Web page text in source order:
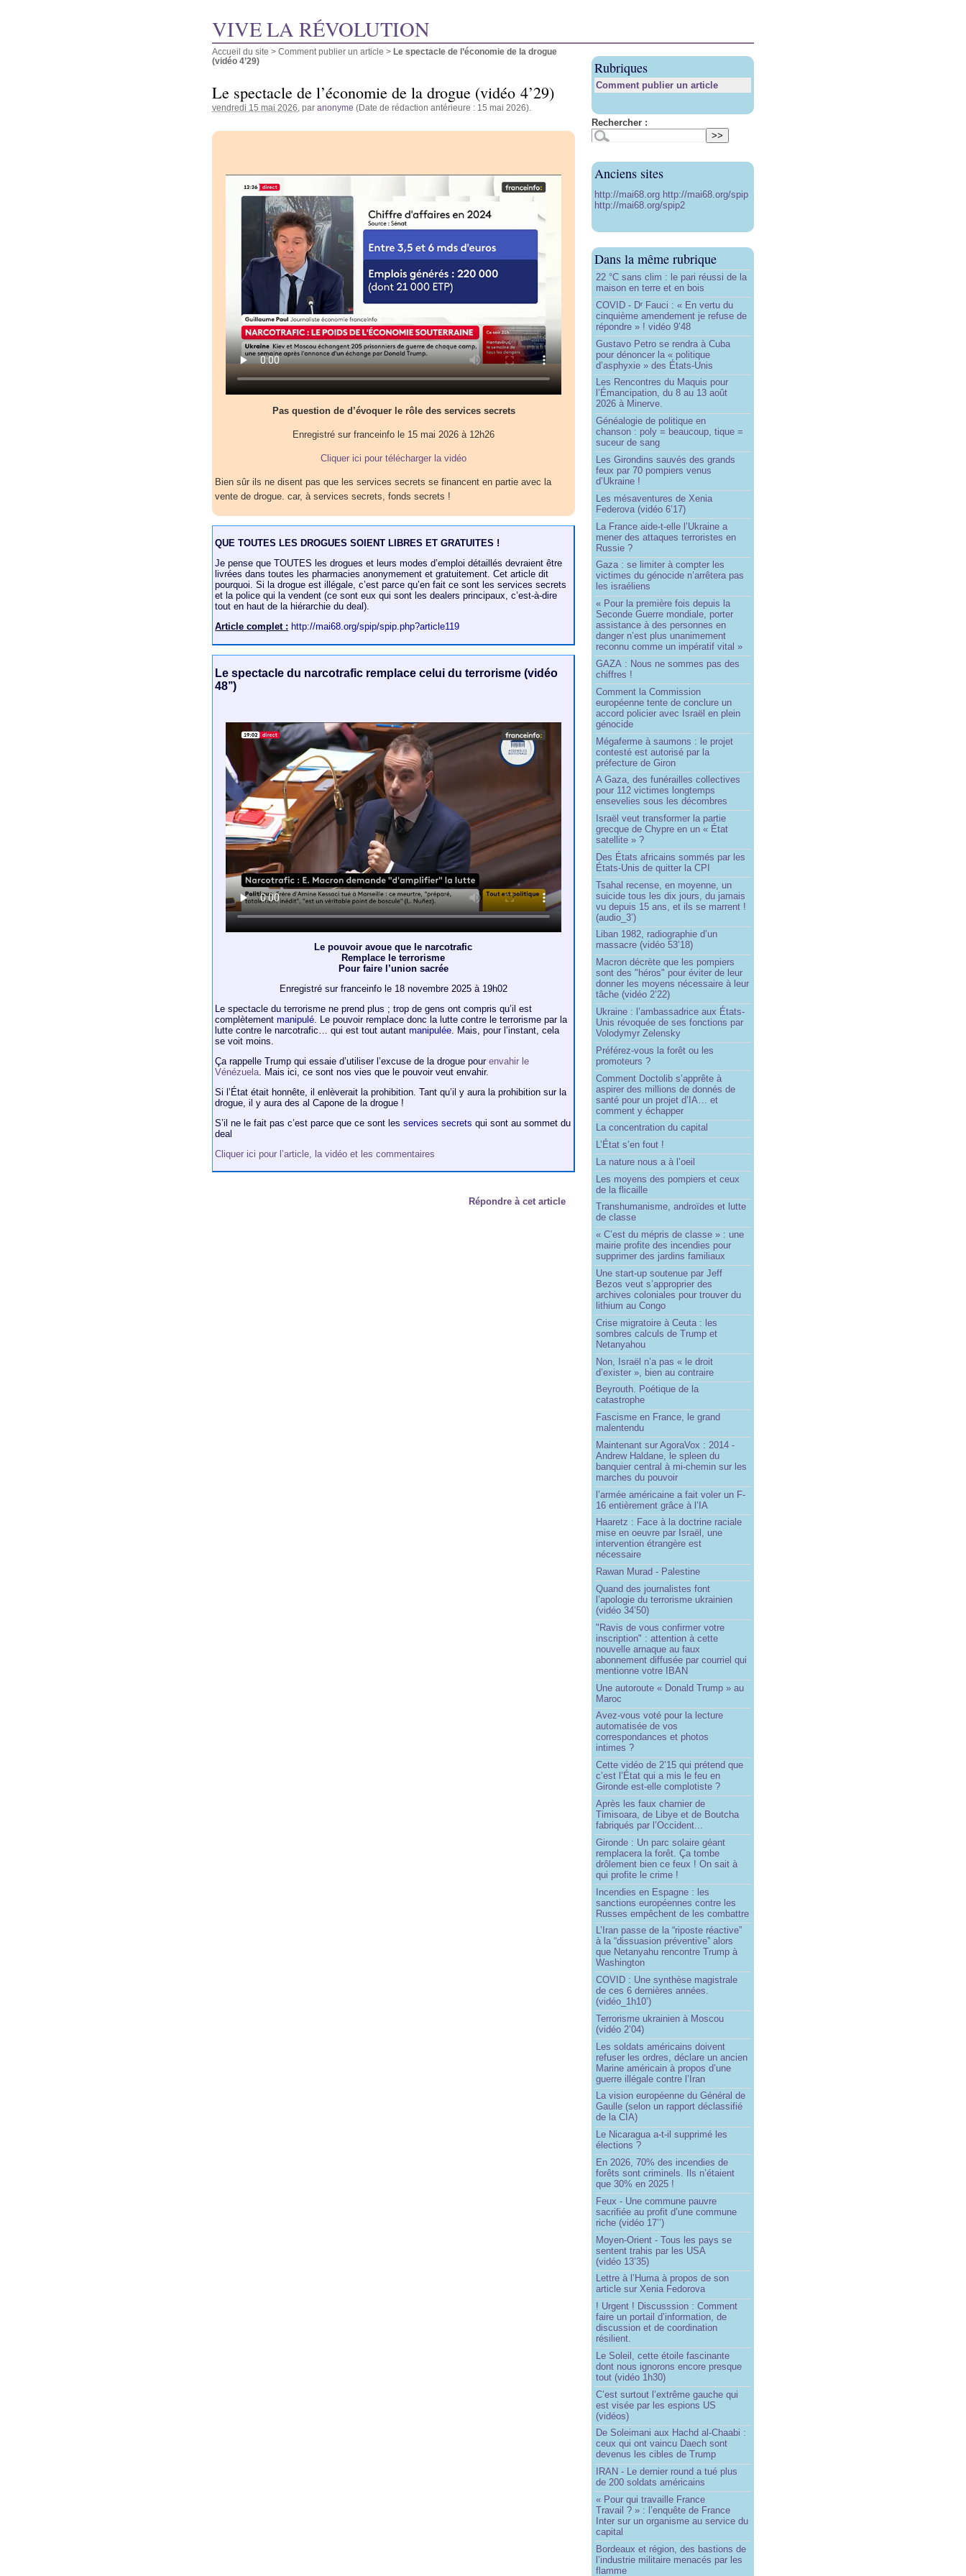
VIVE LA RÉVOLUTION
Accueil du site > Comment publier un article > Le spectacle de l’économie de la drogue
(vidéo 4’29)
Le spectacle de l’économie de la drogue (vidéo 4’29)
vendredi 15 mai 2026 , par anonyme (Date de rédaction antérieure : 15 mai 2026).
Pas question de d’évoquer le rôle des services secrets
Enregistré sur franceinfo le 15 mai 2026 à 12h26
Cliquer ici pour télécharger la vidéo
Bien sûr ils ne disent pas que les services secrets se financent en partie avec la
vente de drogue. car, à services secrets, fonds secrets !
QUE TOUTES LES DROGUES SOIENT LIBRES ET GRATUITES !
Je pense que TOUTES les drogues et leurs modes d’emploi détaillés devraient être
livrées dans toutes les pharmacies anonymement et gratuitement. Cet article dit
pourquoi. Si la drogue est illégale, c’est parce qu’en fait ce sont les services secrets
et la police qui la vendent (ce sont eux qui sont les dealers principaux, c’est-à-dire
tout en haut de la hiérarchie du deal).
Article complet : http://mai68.org/spip/spip.php?article119
Le spectacle du narcotrafic remplace celui du terrorisme (vidéo
48’’)
Le pouvoir avoue que le narcotrafic
Remplace le terrorisme
Pour faire l’union sacrée
Enregistré sur franceinfo le 18 novembre 2025 à 19h02
Le spectacle du terrorisme ne prend plus ; trop de gens ont compris qu’il est
complètementmanipulé . Le pouvoir remplace donc la lutte contre le terrorisme par la
lutte contre le narcotrafic… qui est tout autantmanipulée . Mais, pour l’instant, cela
se voit moins.
Ça rappelle Trump qui essaie d’utiliser l’excuse de la drogue pourenvahir le
Vénézuela . Mais ici, ce sont nos vies que le pouvoir veut envahir.
Si l’État était honnête, il enlèverait la prohibition. Tant qu’il y aura la prohibition sur la
drogue, il y aura des al Capone de la drogue !
S’il ne le fait pas c’est parce que ce sont lesservices secrets qui sont au sommet du
deal
Cliquer ici pour l’article, la vidéo et les commentaires
Répondre à cet article
Rubriques
Comment publier un article
Rechercher :
Anciens sites
http://mai68.org http://mai68.org/spip
http://mai68.org/spip2
Dans la même rubrique
22 °C sans clim : le pari réussi de la
maison en terre et en bois
COVID - Dr Fauci : « En vertu du
cinquième amendement je refuse de
répondre » ! vidéo 9’48
Gustavo Petro se rendra à Cuba
pour dénoncer la « politique
d’asphyxie » des États-Unis
Les Rencontres du Maquis pour
l’Émancipation, du 8 au 13 août
2026 à Minerve.
Généalogie de politique en
chanson : poly = beaucoup, tique =
suceur de sang
Les Girondins sauvés des grands
feux par 70 pompiers venus
d’Ukraine !
Les mésaventures de Xenia
Federova (vidéo 6’17)
La France aide-t-elle l’Ukraine a
mener des attaques terroristes en
Russie ?
Gaza : se limiter à compter les
victimes du génocide n’arrêtera pas
les israéliens
« Pour la première fois depuis la
Seconde Guerre mondiale, porter
assistance à des personnes en
danger n’est plus unanimement
reconnu comme un impératif vital »
GAZA : Nous ne sommes pas des
chiffres !
Comment la Commission
européenne tente de conclure un
accord policier avec Israël en plein
génocide
Mégaferme à saumons : le projet
contesté est autorisé par la
préfecture de Giron
A Gaza, des funérailles collectives
pour 112 victimes longtemps
ensevelies sous les décombres
Israël veut transformer la partie
grecque de Chypre en un « État
satellite » ?
Des États africains sommés par les
États-Unis de quitter la CPI
Tsahal recense, en moyenne, un
suicide tous les dix jours, du jamais
vu depuis 15 ans, et ils se marrent !
(audio_3’)
Liban 1982, radiographie d’un
massacre (vidéo 53’18)
Macron décrète que les pompiers
sont des "héros" pour éviter de leur
donner les moyens nécessaire à leur
tâche (vidéo 2’22)
Ukraine : l’ambassadrice aux États-
Unis révoquée de ses fonctions par
Volodymyr Zelensky
Préférez-vous la forêt ou les
promoteurs ?
Comment Doctolib s’apprête à
aspirer des millions de donnés de
santé pour un projet d’IA… et
comment y échapper
La concentration du capital
L’État s’en fout !
La nature nous a à l’oeil
Les moyens des pompiers et ceux
de la flicaille
Transhumanisme, androïdes et lutte
de classe
« C’est du mépris de classe » : une
mairie profite des incendies pour
supprimer des jardins familiaux
Une start-up soutenue par Jeff
Bezos veut s’approprier des
archives coloniales pour trouver du
lithium au Congo
Crise migratoire à Ceuta : les
sombres calculs de Trump et
Netanyahou
Non, Israël n’a pas « le droit
d’exister », bien au contraire
Beyrouth. Poétique de la
catastrophe
Fascisme en France, le grand
malentendu
Maintenant sur AgoraVox : 2014 -
Andrew Haldane, le spleen du
banquier central à mi-chemin sur les
marches du pouvoir
l’armée américaine a fait voler un F-
16 entièrement grâce à l’IA
Haaretz : Face à la doctrine raciale
mise en oeuvre par Israël, une
intervention étrangère est
nécessaire
Rawan Murad - Palestine
Quand des journalistes font
l’apologie du terrorisme ukrainien
(vidéo 34’50)
"Ravis de vous confirmer votre
inscription" : attention à cette
nouvelle arnaque au faux
abonnement diffusée par courriel qui
mentionne votre IBAN
Une autoroute « Donald Trump » au
Maroc
Avez-vous voté pour la lecture
automatisée de vos
correspondances et photos
intimes ?
Cette vidéo de 2’15 qui prétend que
c’est l’État qui a mis le feu en
Gironde est-elle complotiste ?
Après les faux charnier de
Timisoara, de Libye et de Boutcha
fabriqués par l’Occident...
Gironde : Un parc solaire géant
remplacera la forêt. Ça tombe
drôlement bien ce feux ! On sait à
qui profite le crime !
Incendies en Espagne : les
sanctions européennes contre les
Russes empêchent de les combattre
L’Iran passe de la “riposte réactive”
à la “dissuasion préventive” alors
que Netanyahu rencontre Trump à
Washington
COVID : Une synthèse magistrale
de ces 6 dernières années.
(vidéo_1h10’)
Terrorisme ukrainien à Moscou
(vidéo 2’04)
Les soldats américains doivent
refuser les ordres, déclare un ancien
Marine américain à propos d’une
guerre illégale contre l’Iran
La vision européenne du Général de
Gaulle (selon un rapport déclassifié
de la CIA)
Le Nicaragua a-t-il supprimé les
élections ?
En 2026, 70% des incendies de
forêts sont criminels. Ils n’étaient
que 30% en 2025 !
Feux - Une commune pauvre
sacrifiée au profit d’une commune
riche (vidéo 17’’)
Moyen-Orient - Tous les pays se
sentent trahis par les USA
(vidéo 13’35)
Lettre à l’Huma à propos de son
article sur Xenia Fedorova
! Urgent ! Discusssion : Comment
faire un portail d’information, de
discussion et de coordination
résilient.
Le Soleil, cette étoile fascinante
dont nous ignorons encore presque
tout (vidéo 1h30)
C’est surtout l’extrême gauche qui
est visée par les espions US
(vidéos)
De Soleimani aux Hachd al‑Chaabi :
ceux qui ont vaincu Daech sont
devenus les cibles de Trump
IRAN - Le dernier round a tué plus
de 200 soldats américains
« Pour qui travaille France
Travail ? » : l’enquête de France
Inter sur un organisme au service du
capital
Bordeaux et région, des bastions de
l’industrie militaire menacés par les
flamme